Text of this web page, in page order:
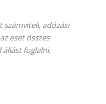
számviteli, adózási
eset összes
foglalni,